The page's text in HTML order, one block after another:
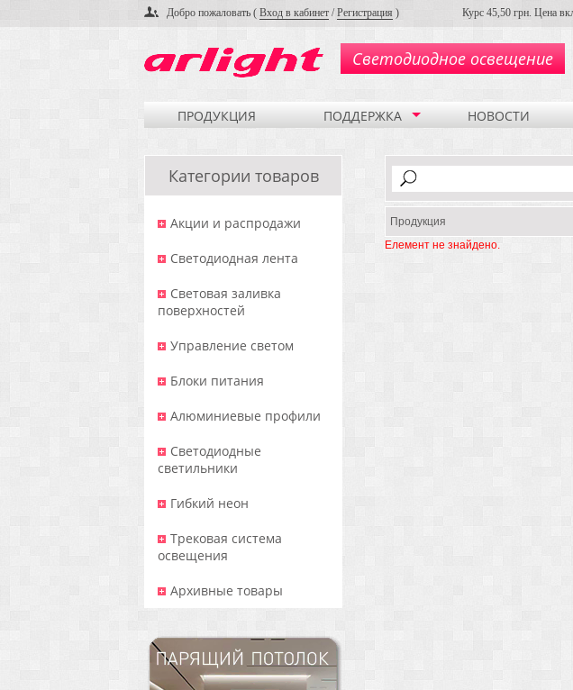
Добро пожаловать ( Вход в кабинет /Регистрация ) Курс 45,50 грн. Цена
Светодиодное освещение
ПРОДУКЦИЯ ПОДДЕРЖКА НОВОСТИ
Категории товаров
Акции и распродажи
Светодиодная лента
Световая заливка
поверхностей
Управление светом
Блоки питания
Алюминиевые профили
Светодиодные
светильники
Гибкий неон
Трековая система
освещения
Архивные товары
Продукция
Елемент не знайдено.